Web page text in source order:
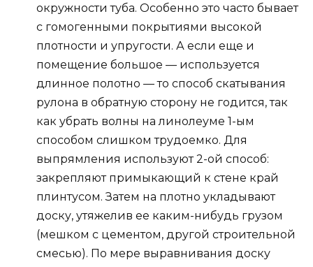
окружности туба. Особенно это часто бывает
с гомогенными покрытиями высокой
плотности и упругости. А если еще и
помещение большое — используется
длинное полотно — то способ скатывания
рулона в обратную сторону не годится, так
как убрать волны на линолеуме 1-ым
способом слишком трудоемко. Для
выпрямления используют 2-ой способ:
закрепляют примыкающий к стене край
плинтусом. Затем на плотно укладывают
доску, утяжелив ее каким-нибудь грузом
(мешком с цементом, другой строительной
смесью). По мере выравнивания доску